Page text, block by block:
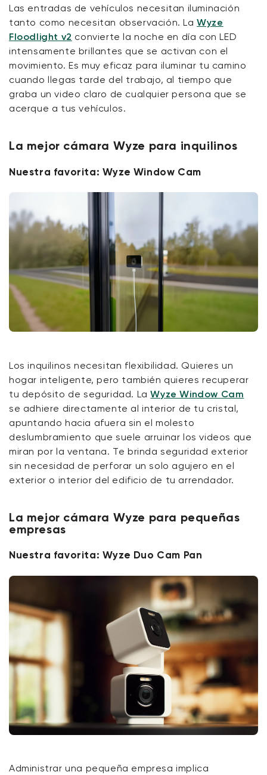
Las entradas de vehículos necesitan iluminación
tanto como necesitan observación. LaWyze
Floodlight v2 convierte la noche en día con LED
intensamente brillantes que se activan con el
movimiento. Es muy eficaz para iluminar tu camino
cuando llegas tarde del trabajo, al tiempo que
graba un video claro de cualquier persona que se
acerque a tus vehículos.
La mejor cámara Wyze para inquilinos
Nuestra favorita: Wyze Window Cam
Los inquilinos necesitan flexibilidad. Quieres un
hogar inteligente, pero también quieres recuperar
tu depósito de seguridad. LaWyze Window Cam
se adhiere directamente al interior de tu cristal,
apuntando hacia afuera sin el molesto
deslumbramiento que suele arruinar los videos que
miran por la ventana. Te brinda seguridad exterior
sin necesidad de perforar un solo agujero en el
exterior o interior del edificio de tu arrendador.
La mejor cámara Wyze para pequeñas
empresas
Nuestra favorita: Wyze Duo Cam Pan
Administrar una pequeña empresa implica